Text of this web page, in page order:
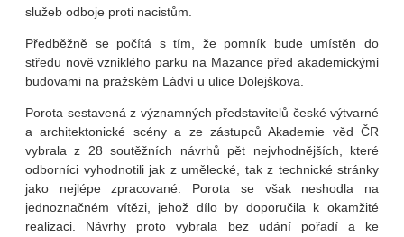
služeb odboje proti nacistům.
Předběžně se počítá s tím, že pomník bude umístěn do
středu nově vzniklého parku na Mazance před akademickými
budovami na pražském Ládví u ulice Dolejškova.
Porota sestavená z významných představitelů české výtvarné
a architektonické scény a ze zástupců Akademie věd ČR
vybrala z 28 soutěžních návrhů pět nejvhodnějších, které
odborníci vyhodnotili jak z umělecké, tak z technické stránky
jako nejlépe zpracované. Porota se však neshodla na
jednoznačném vítězi, jehož dílo by doporučila k okamžité
realizaci. Návrhy proto vybrala bez udání pořadí a ke